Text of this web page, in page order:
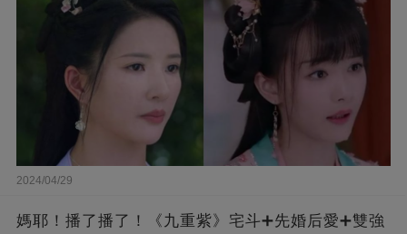
2024/04/29
媽耶！播了播了！《九重紫》宅斗➕先婚后愛➕雙強